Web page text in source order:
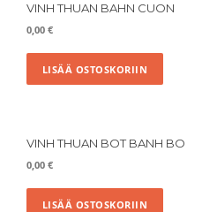
VINH THUAN BAHN CUON
0,00€
LISÄÄ OSTOSKORIIN
VINH THUAN BOT BANH BO
0,00€
LISÄÄ OSTOSKORIIN